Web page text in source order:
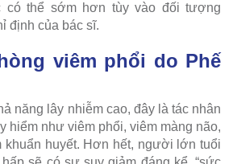
có thể sớm hơn tùy vào đối tượng
định của bác sĩ.
viêm phổi do Phế
năng lây nhiễm cao, đây là tác nhân
hiểm như viêm phổi, viêm màng não,
khuẩn huyết. Hơn hết, người lớn tuổi